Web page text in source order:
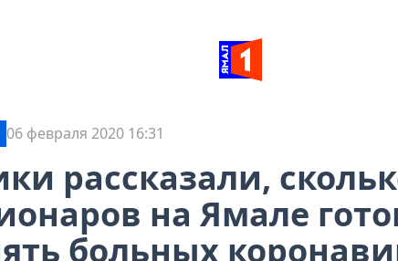
06 февраля 2020 16:31
рассказали,
на Ямале
больных